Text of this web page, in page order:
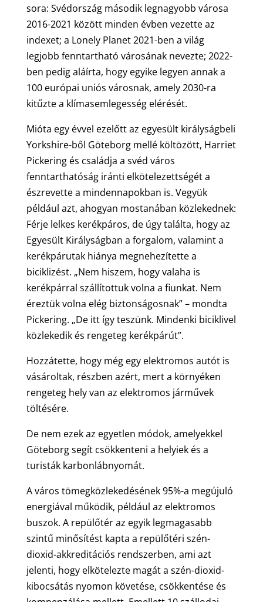
sora: Svédország második legnagyobb városa
2016-2021 között minden évben vezette az
indexet; a Lonely Planet 2021-ben a világ
legjobb fenntartható városának nevezte; 2022-
ben pedig aláírta, hogy egyike legyen annak a
100 európai uniós városnak, amely 2030-ra
kitűzte a klímasemlegesség elérését.
Mióta egy évvel ezelőtt az egyesült királyságbeli
Yorkshire-ből Göteborg mellé költözött, Harriet
Pickering és családja a svéd város
fenntarthatóság iránti elkötelezettségét a
észrevette a mindennapokban is. Vegyük
például azt, ahogyan mostanában közlekednek:
Férje lelkes kerékpáros, de úgy találta, hogy az
Egyesült Királyságban a forgalom, valamint a
kerékpárutak hiánya megnehezítette a
biciklizést. „Nem hiszem, hogy valaha is
kerékpárral szállítottuk volna a fiunkat. Nem
éreztük volna elég biztonságosnak” – mondta
Pickering. „De itt így teszünk. Mindenki biciklivel
közlekedik és rengeteg kerékpárút”.
Hozzátette, hogy még egy elektromos autót is
vásároltak, részben azért, mert a környéken
rengeteg hely van az elektromos járművek
töltésére.
De nem ezek az egyetlen módok, amelyekkel
Göteborg segít csökkenteni a helyiek és a
turisták karbonlábnyomát.
A város tömegközlekedésének 95%-a megújuló
energiával működik, például az elektromos
buszok. A repülőtér az egyik legmagasabb
szintű minősítést kapta a repülőtéri szén-
dioxid-akkreditációs rendszerben, ami azt
jelenti, hogy elkötelezte magát a szén-dioxid-
kibocsátás nyomon követése, csökkentése és